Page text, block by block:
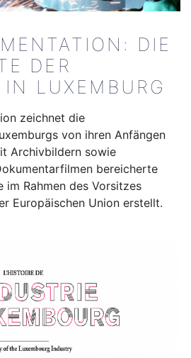
DIE
DER
LUXEMBURG
zeichnet die
von ihren Anfängen
Archivbildern sowie
bereicherte
im Rahmen des Vorsitzes
Europäischen Union erstellt.